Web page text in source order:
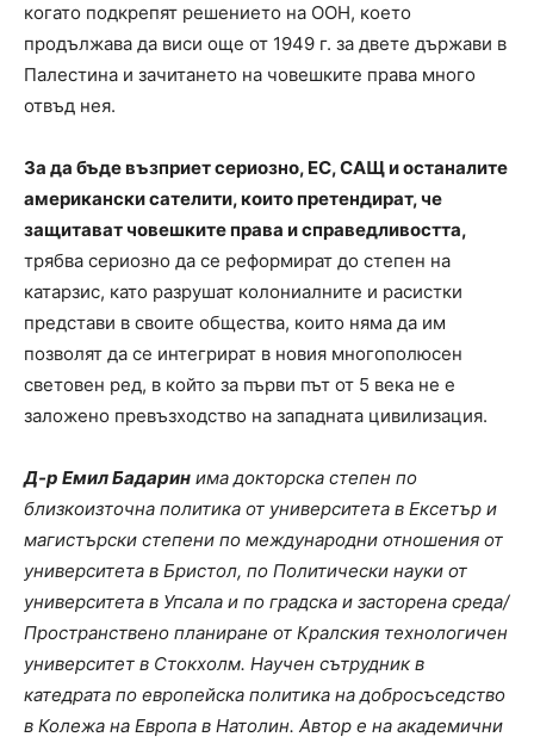
когато подкрепят решението на ООН, което
продължава да виси още от 1949 г. за двете държави в
Палестина и зачитането на човешките права много
отвъд нея.
За да бъде възприет сериозно, ЕС, САЩ и останалите
американски сателити, които претендират, че
защитават човешките права и справедливостта,
трябва сериозно да се реформират до степен на
катарзис, като разрушат колониалните и расистки
представи в своите общества, които няма да им
позволят да се интегрират в новия многополюсен
световен ред, в който за първи път от 5 века не е
заложено превъзходство на западната цивилизация.
Д-р Емил Бадарин има докторска степен по
близкоизточна политика от университета в Ексетър и
магистърски степени по международни отношения от
университета в Бристол, по Политически науки от
университета в Упсала и по градска и засторена среда/
Пространствено планиране от Кралския технологичен
университет в Стокхолм. Научен сътрудник в
катедрата по европейска политика на добросъседство
в Колежа на Европа в Натолин. Автор е на академични